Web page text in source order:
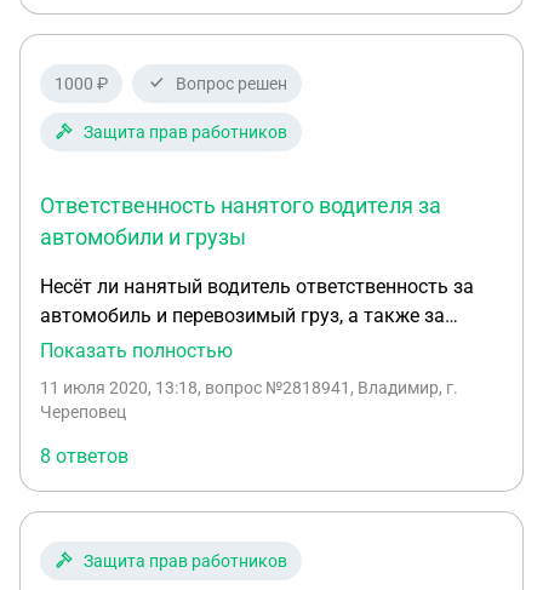
наказание может грозить водителю ТС который
не уступил дорогу автобусу? Пришло
имеете права, предусмотренные ст. 25.1 Кодекса
РФ об административных правонарушениях,
Конституции РФ.
1000 ₽ Вопрос решен
Защита прав работников
Ответственность нанятого водителя за
автомобили и грузы
Несёт ли нанятый водитель ответственность за
автомобиль и перевозимый груз, а также за
другие автомобили (грузы), если он стал
что. То есть если человек будет работать
вышеуказанных неприятностей стать
многомиллионным должником и лишиться
квартиры? Безопасно ли для своего кошелька
работать водителем? Так как слышал подобные
истории, хочу знать, правда ли, что водитель с
Показать полностью
11 июля 2020, 13:18, вопрос №2818941, Владимир, г.
Череповец
8 ответов
Защита прав работников